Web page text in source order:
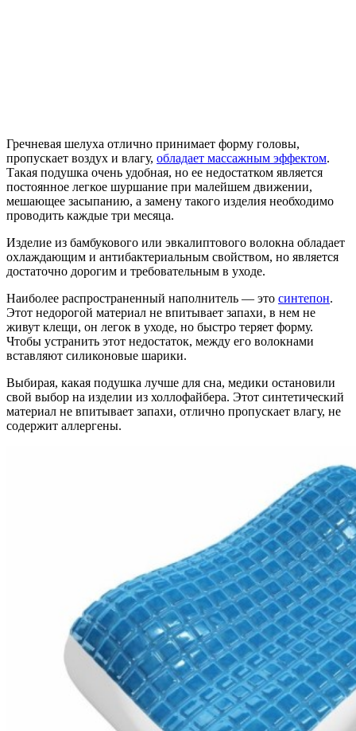
Гречневая шелуха отлично принимает форму головы,
пропускает воздух и влагу, обладает массажным эффектом.
Такая подушка очень удобная, но ее недостатком является
постоянное легкое шуршание при малейшем движении,
мешающее засыпанию, а замену такого изделия необходимо
проводить каждые три месяца.
Изделие из бамбукового или эвкалиптового волокна обладает
охлаждающим и антибактериальным свойством, но является
достаточно дорогим и требовательным в уходе.
Наиболее распространенный наполнитель — это синтепон.
Этот недорогой материал не впитывает запахи, в нем не
живут клещи, он легок в уходе, но быстро теряет форму.
Чтобы устранить этот недостаток, между его волокнами
вставляют силиконовые шарики.
Выбирая, какая подушка лучше для сна, медики остановили
свой выбор на изделии из холлофайбера. Этот синтетический
материал не впитывает запахи, отлично пропускает влагу, не
содержит аллергены.